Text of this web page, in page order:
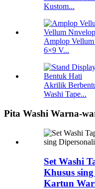
Kustom...
Amplop
6×9 V...
Akrilik
Washi Tape...
Pita Washi Warna-
Set Washi
Khusus
Kartun